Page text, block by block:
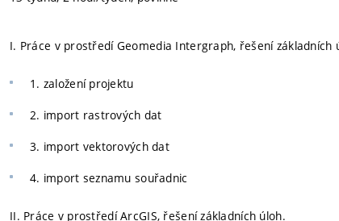
I. Práce v prostředí Geomedia Intergraph, řešení základních
1. založení projektu
2. import rastrových dat
3. import vektorových dat
4. import seznamu souřadnic
II. Práce v prostředí ArcGIS, řešení základních úloh.